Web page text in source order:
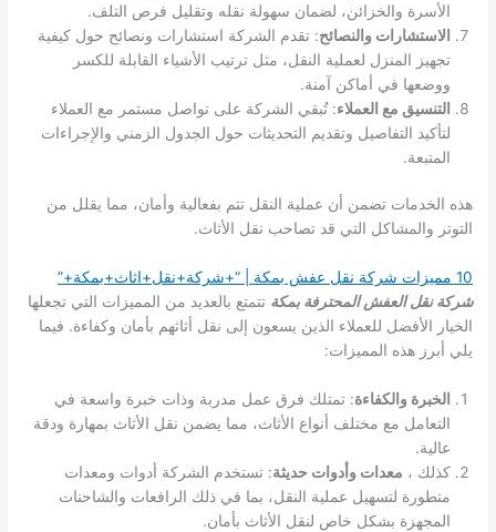
الأسرة والخزائن، لضمان سهولة نقله وتقليل فرص التلف.
الاستشارات والنصائح: تقدم الشركة استشارات ونصائح حول كيفية
تجهيز المنزل لعملية النقل، مثل ترتيب الأشياء القابلة للكسر
ووضعها في أماكن آمنة.
التنسيق مع العملاء: تُبقي الشركة على تواصل مستمر مع العملاء
لتأكيد التفاصيل وتقديم التحديثات حول الجدول الزمني والإجراءات
المتبعة.
هذه الخدمات تضمن أن عملية النقل تتم بفعالية وأمان، مما يقلل من
التوتر والمشاكل التي قد تصاحب نقل الأثاث.
10 مميزات شركة نقل عفش بمكة | “+شركة+نقل+اثاث+بمكة+”
شركة نقل العفش المحترفة بمكة تتمتع بالعديد من المميزات التي تجعلها
الخيار الأفضل للعملاء الذين يسعون إلى نقل أثاثهم بأمان وكفاءة. فيما
يلي أبرز هذه المميزات:
الخبرة والكفاءة: تمتلك فرق عمل مدربة وذات خبرة واسعة في
التعامل مع مختلف أنواع الأثاث، مما يضمن نقل الأثاث بمهارة ودقة
عالية.
كذلك ، معدات وأدوات حديثة: تستخدم الشركة أدوات ومعدات
متطورة لتسهيل عملية النقل، بما في ذلك الرافعات والشاحنات
المجهزة بشكل خاص لنقل الأثاث بأمان.